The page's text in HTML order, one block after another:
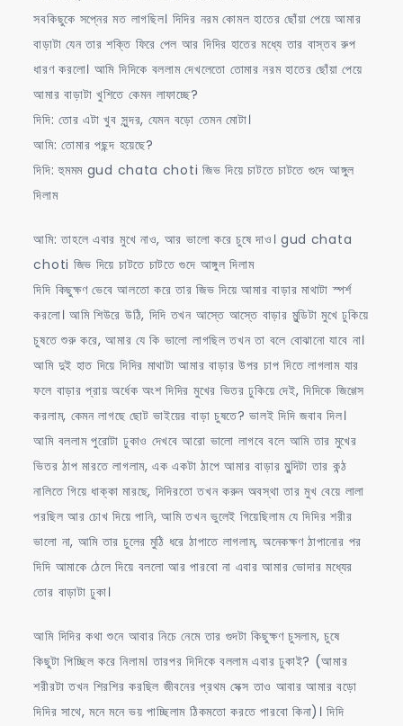
সবকিছুকে সপ্নের মত লাগছিল। দিদির নরম কোমল হাতের ছোঁয়া পেয়ে আমার
বাড়াটা যেন তার শক্তি ফিরে পেল আর দিদির হাতের মধ্যে তার বাস্তব রুপ
ধারণ করলো। আমি দিদিকে বললাম দেখলেতো তোমার নরম হাতের ছোঁয়া পেয়ে
আমার বাড়াটা খুশিতে কেমন লাফাচ্ছে?
দিদি: তোর এটা খুব সুন্দর, যেমন বড়ো তেমন মোটা।
আমি: তোমার পছন্দ হয়েছে?
দিদি: হুমমম gud chata choti জিভ দিয়ে চাটতে চাটতে গুদে আঙ্গুল
দিলাম
আমি: তাহলে এবার মুখে নাও, আর ভালো করে চুষে দাও। gud chata
choti জিভ দিয়ে চাটতে চাটতে গুদে আঙ্গুল দিলাম
দিদি কিছুক্ষণ ভেবে আলতো করে তার জিভ দিয়ে আমার বাড়ার মাথাটা স্পর্শ
করলো। আমি শিউরে উঠি, দিদি তখন আস্তে আস্তে বাড়ার মুন্ডিটা মুখে ঢুকিয়ে
চুষতে শুরু করে, আমার যে কি ভালো লাগছিল তখন তা বলে বোঝানো যাবে না।
আমি দুই হাত দিয়ে দিদির মাথাটা আমার বাড়ার উপর চাপ দিতে লাগলাম যার
ফলে বাড়ার প্রায় অর্ধেক অংশ দিদির মুখের ভিতর ঢুকিয়ে দেই, দিদিকে জিগ্গেস
করলাম, কেমন লাগছে ছোট ভাইয়ের বাড়া চুষতে? ভালই দিদি জবাব দিল।
আমি বললাম পুরোটা ঢুকাও দেখবে আরো ভালো লাগবে বলে আমি তার মুখের
ভিতর ঠাপ মারতে লাগলাম, এক একটা ঠাপে আমার বাড়ার মুন্দিটা তার কন্ঠ
নালিতে গিয়ে ধাক্কা মারছে, দিদিরতো তখন করুন অবস্থা তার মুখ বেয়ে লালা
পরছিল আর চোখ দিয়ে পানি, আমি তখন ভুলেই গিয়েছিলাম যে দিদির শরীর
ভালো না, আমি তার চুলের মুঠি ধরে ঠাপাতে লাগলাম, অনেকক্ষণ ঠাপানোর পর
দিদি আমাকে ঠেলে দিয়ে বললো আর পারবো না এবার আমার ভোদার মধ্যের
তোর বাড়াটা ঢুকা।
আমি দিদির কথা শুনে আবার নিচে নেমে তার গুদটা কিছুক্ষণ চুসলাম, চুষে
কিছুটা পিচ্ছিল করে নিলাম। তারপর দিদিকে বললাম এবার ঢুকাই? (আমার
শরীরটা তখন শিরশির করছিল জীবনের প্রথম সেক্স তাও আবার আমার বড়ো
দিদির সাথে, মনে মনে ভয় পাচ্ছিলাম ঠিকমতো করতে পারবো কিনা)। দিদি